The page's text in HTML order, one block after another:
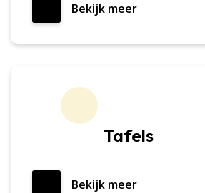
Bekijk meer
Tafels
Bekijk meer